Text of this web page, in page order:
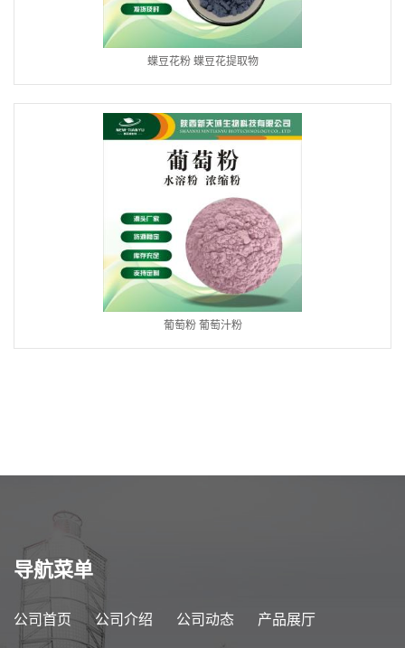
蝶豆花粉 蝶豆花提取物
葡萄粉 葡萄汁粉
导航菜单
公司首页 公司介绍 公司动态 产品展厅